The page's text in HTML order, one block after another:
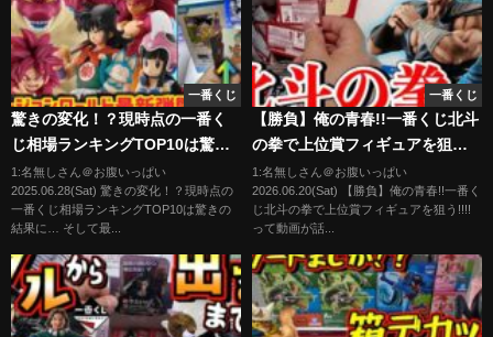
一番くじ
驚きの変化！？現時点の一番く
じ相場ランキングTOP10は驚き
の結果に… そして最新弾フュー
ジョンワールド結果報告 ド
ラゴンボール フィギュア マ
ータ 鳥山明 最新情報
1:名無しさん＠お腹いっぱい
2025.06.28(Sat) 驚きの変化！？現時点の
一番くじ相場ランキングTOP10は驚きの
結果に… そして最...
一番くじ
【勝負】俺の青春!!一番くじ北斗
の拳で上位賞フィギュアを狙
う!!!!
1:名無しさん＠お腹いっぱい
2026.06.20(Sat) 【勝負】俺の青春!!一番く
じ北斗の拳で上位賞フィギュアを狙う!!!!
って動画が話...